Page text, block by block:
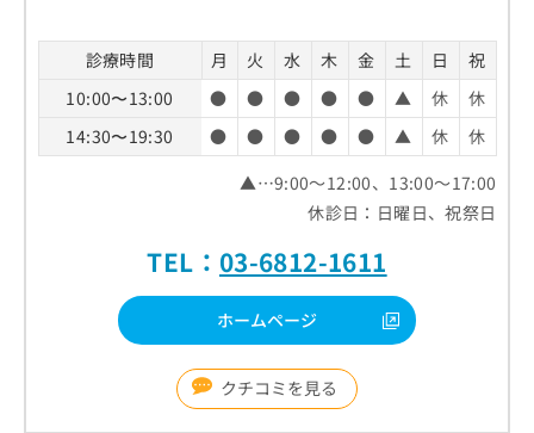
診療時間 月 火 水 木 金 土 日
祝
10:00〜13:00
● ● ● ● ● ▲ 休
休
14:30〜19:30
● ● ● ● ● ▲ 休
休
▲…9:00～12:00、13:00～17:00
休診日：日曜日、祝祭日
TEL： 03-6812-1611
ホームページ
クチコミを見る